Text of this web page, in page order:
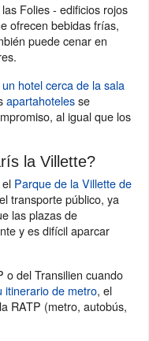
Folies - edificios rojos
ofrecen bebidas frías,
puede cenar en
hotel cerca de la sala
apartahotelesse
al igual que los
la Villette?
Parque de la Villette de
transporte público, ya
las plazas de
y es difícil aparcar
o del Transilien cuando
itinerario de metro, el
RATP (metro, autobús,